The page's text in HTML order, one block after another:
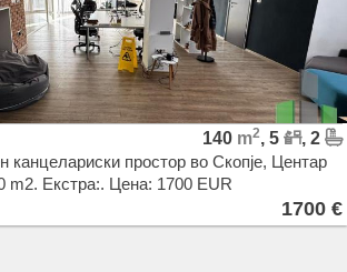
140 m2, 5
, 2
канцелариски простор во Скопје, Центар
m2. Екстра:. Цена: 1700 EUR
1700 €